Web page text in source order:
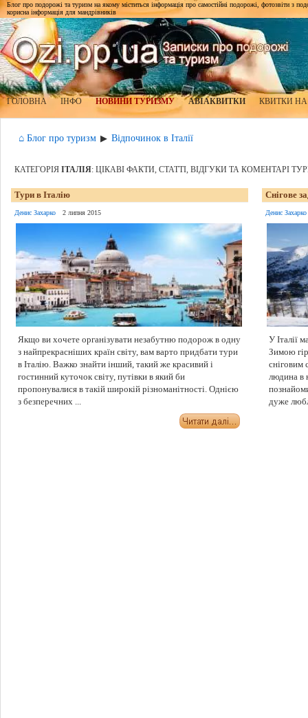
Блог про подорожі та туризм на якому міститься інформація про самостійні подорожі, фотозвіти з
корисна інформація для мандрівників
ГОЛОВНА ІНФО НОВИНИ ТУРИЗМУ АВІАКВИТКИ КВИТКИ
⌂ Блог про туризм ▶ Відпочинок в Італії
КАТЕГОРІЯ ІТАЛІЯ: ЦІКАВІ ФАКТИ, СТАТТІ, ВІДГУКИ ТА КОМЕНТАРІ
Тури в Італію
Денис Захарко 2 липня 2015
Якщо ви хочете організувати незабутню подорож в одну
з найпрекрасніших країн світу, вам варто придбати тури
в Італію. Важко знайти інший, такий же красивий і
гостинний куточок світу, путівки в який би
пропонувалися в такій широкій різноманітності. Однією
з безперечних ...
Снігове
Денис Захарко
У Італії
Зимою
сніговим
людина в
дуже